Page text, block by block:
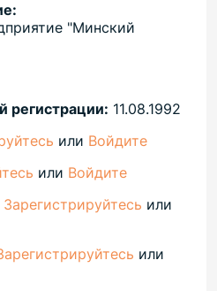
"Минский
регистрации: 11.08.1992
или Войдите
или Войдите
Зарегистрируйтесь или
или